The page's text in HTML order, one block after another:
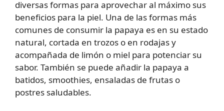
diversas formas para aprovechar al máximo sus
beneficios para la piel. Una de las formas más
comunes de consumir la papaya es en su estado
natural, cortada en trozos o en rodajas y
acompañada de limón o miel para potenciar su
sabor. También se puede añadir la papaya a
batidos, smoothies, ensaladas de frutas o
postres saludables.